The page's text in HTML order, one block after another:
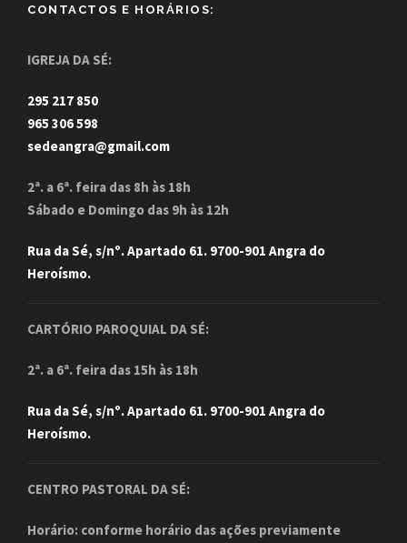
CONTACTOS E HORÁRIOS:
IGREJA DA SÉ:
295 217 850
965 306 598
sedeangra@gmail.com
2ª. a 6ª. feira das 8h às 18h
Sábado e Domingo das 9h às 12h
Rua da Sé, s/nº. Apartado 61. 9700-901 Angra do
Heroísmo.
CARTÓRIO PAROQUIAL DA SÉ:
2ª. a 6ª. feira das 15h às 18h
Rua da Sé, s/nº. Apartado 61. 9700-901 Angra do
Heroísmo.
CENTRO PASTORAL DA SÉ:
Horário: conforme horário das ações previamente